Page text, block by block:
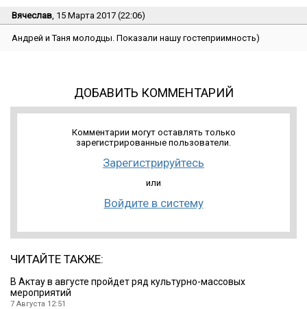
Вячеслав , 15 Марта 2017 (22:06)
Андрей и Таня молодцы. Показали нашу гостеприимность)
ДОБАВИТЬ КОММЕНТАРИЙ
Комментарии могут оставлять только
зарегистрированные пользователи.
Зарегистрируйтесь
или
Войдите в систему
ЧИТАЙТЕ ТАКЖЕ:
В Актау в августе пройдет ряд культурно-массовых
мероприятий
7 Августа 12:51